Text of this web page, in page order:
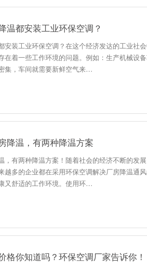
温都安装工业环保空调？
安装工业环保空调？在这个经济发达的工业社
在着一些工作环境的问题。例如：生产机械设
集，车间就需要新鲜空气来…
降温，有两种降温方案
，有两种降温方案！随着社会的经济不断的发
越多的企业都在采用环保空调解决厂房降温通
又舒适的工作环境。使用环…
格你知道吗？环保空调厂家告诉你！